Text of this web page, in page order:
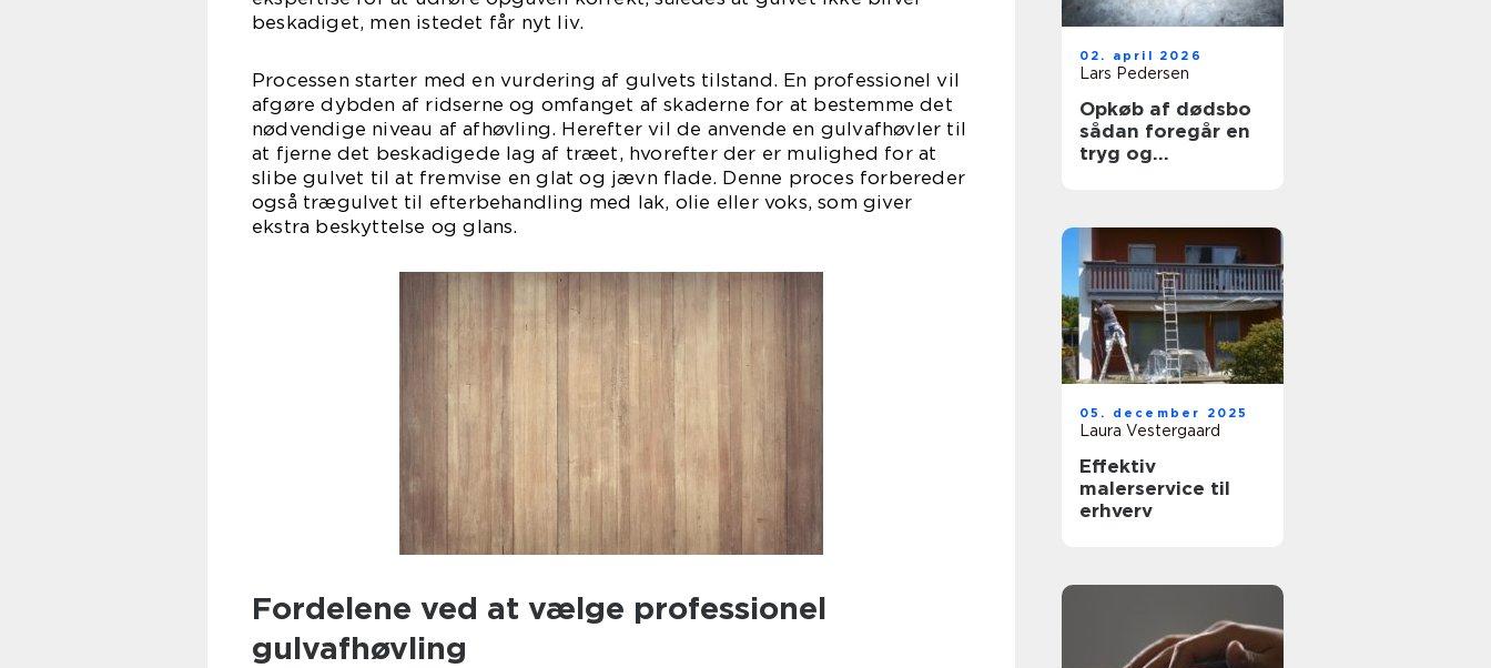
beskadiget, men istedet får nyt liv.
Processen starter med en vurdering af gulvets tilstand. En professionel vil
afgøre dybden af ridserne og omfanget af skaderne for at bestemme det
nødvendige niveau af afhøvling. Herefter vil de anvende en gulvafhøvler til
at fjerne det beskadigede lag af træet, hvorefter der er mulighed for at
slibe gulvet til at fremvise en glat og jævn flade. Denne proces forbereder
også trægulvet til efterbehandling med lak, olie eller voks, som giver
ekstra beskyttelse og glans.
Fordelene ved at vælge professionel
gulvafhøvling
02. april 2026
Lars Pedersen
Opkøb af dødsbo
sådan foregår en
tryg og
05. december 2025
Laura Vestergaard
Effektiv
malerservice til
erhverv